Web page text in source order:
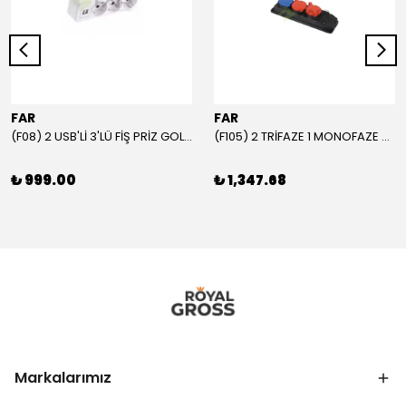
FAR
(F08) 2 USB'Lİ 3'LÜ FİŞ PRİZ GOLYAT
₺ 999.00
FAR
(F105) 2 TRİFAZE 1 MONOFAZE GRUP PRİZ
₺ 1,347.68
Markalarımız